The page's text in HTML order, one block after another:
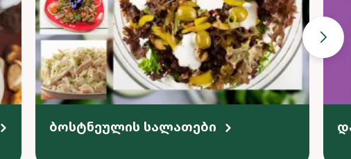
ბოსტნეულის სალათები